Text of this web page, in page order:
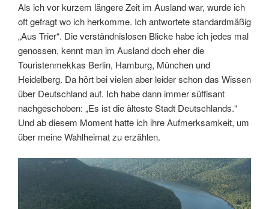
Als ich vor kurzem längere Zeit im Ausland war, wurde ich
oft gefragt wo ich herkomme. Ich antwortete standardmäßig
„Aus Trier“. Die verständnislosen Blicke habe ich jedes mal
genossen, kennt man im Ausland doch eher die
Touristenmekkas Berlin, Hamburg, München und
Heidelberg. Da hört bei vielen aber leider schon das Wissen
über Deutschland auf. Ich habe dann immer süffisant
nachgeschoben: „Es ist die älteste Stadt Deutschlands.“
Und ab diesem Moment hatte ich ihre Aufmerksamkeit, um
über meine Wahlheimat zu erzählen.
Link Embed